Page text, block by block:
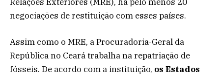
negociações de restituição com esses países.
Assim como o MRE, a Procuradoria-Geral da
República no Ceará trabalha na repatriação de
fósseis. De acordo com a instituição, os Estados